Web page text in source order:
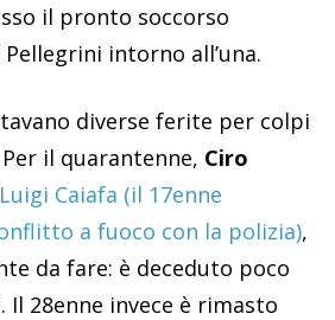
il pronto soccorso
Pellegrini intorno all’una.
diverse ferite per colpi
il quarantenne, Ciro
Luigi Caiafa (il 17enne
a fuoco con la polizia),
da fare: è deceduto poco
Il 28enne invece è rimasto